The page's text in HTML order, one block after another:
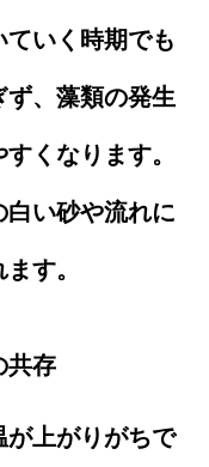
いく時期でも
、藻類の発生
くなります。
白い砂や流れに
す。
共存
が上がりがちで